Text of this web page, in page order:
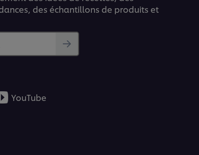
des échantillons de produits et
YouTube